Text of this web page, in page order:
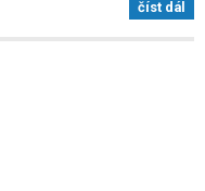
číst dál